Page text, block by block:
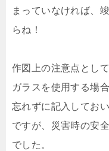
まっていなければ、
らね！
作図上の注意点とし
ガラスを使用する場
忘れずに記入してお
ですが、災害時の安
でした。